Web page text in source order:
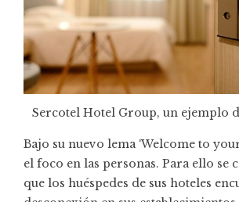
Sercotel Hotel Group, un ejemplo
Bajo su nuevo lema ‘Welcome to
el foco en las personas. Para ello se
que los huéspedes de sus hoteles